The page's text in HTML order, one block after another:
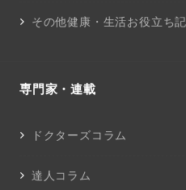
その他健康・生活お役立ち
専門家・連載
ドクターズコラム
達人コラム